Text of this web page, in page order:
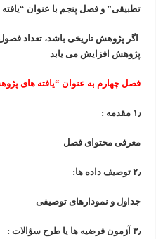
تطبیقی” و فصل پنجم با عنوان
اگر پژوهش تاریخی باشد، تعداد
پژوهش افزایش می یابد
فصل چهارم به عنوان “یافته های
۱٫ مقدمه :
معرفی محتوای فصل
۲٫ توصیف داده ها:
جداول و نمودارهای توصیفی
۳٫ آزمون فرضیه ها یا طرح سؤالات :